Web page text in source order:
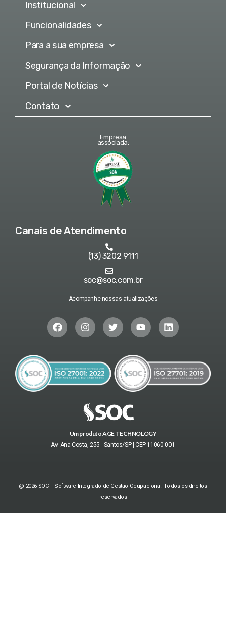
Institucional
Funcionalidades
Para a sua empresa
Segurança da Informação
Portal de Notícias
Contato
Empresa
associada:
Canais de Atendimento
(13) 3202 9111
soc@soc.com.br
Acompanhe nossas atualizações
Um produto AGE TECHNOLOGY
Av. Ana Costa, 255 - Santos/SP | CEP 11060-001
@ 2026 SOC – Software Integrado de Gestão Ocupacional. Todos os direitos
reservados